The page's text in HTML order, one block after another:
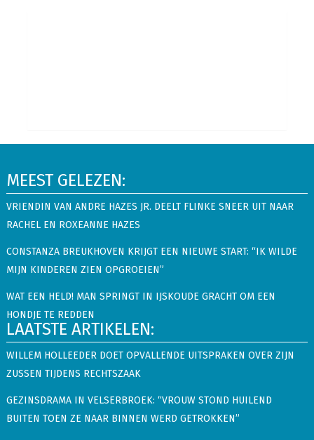
MEEST GELEZEN:
VRIENDIN VAN ANDRE HAZES JR. DEELT FLINKE SNEER UIT NAAR
RACHEL EN ROXEANNE HAZES
CONSTANZA BREUKHOVEN KRIJGT EEN NIEUWE START: “IK WILDE
MIJN KINDEREN ZIEN OPGROEIEN”
WAT EEN HELD! MAN SPRINGT IN IJSKOUDE GRACHT OM EEN
HONDJE TE REDDEN
LAATSTE ARTIKELEN:
WILLEM HOLLEEDER DOET OPVALLENDE UITSPRAKEN OVER ZIJN
ZUSSEN TIJDENS RECHTSZAAK
GEZINSDRAMA IN VELSERBROEK: “VROUW STOND HUILEND
BUITEN TOEN ZE NAAR BINNEN WERD GETROKKEN”